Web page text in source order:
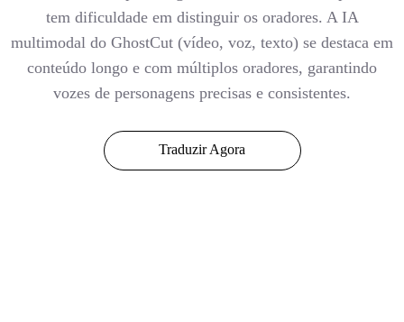
tem dificuldade em distinguir os oradores. A IA
multimodal do GhostCut (vídeo, voz, texto) se destaca em
conteúdo longo e com múltiplos oradores, garantindo
vozes de personagens precisas e consistentes.
Traduzir Agora